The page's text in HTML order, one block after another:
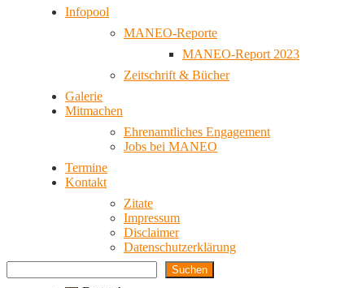
Infopool
MANEO-Reporte
MANEO-Report 2023
Zeitschrift & Bücher
Galerie
Mitmachen
Ehrenamtliches Engagement
Jobs bei MANEO
Termine
Kontakt
Zitate
Impressum
Disclaimer
Datenschutzerklärung
Suchen